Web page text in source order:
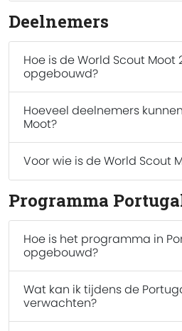
Deelnemers
Hoe is de World Scout Moot
opgebouwd?
Hoeveel deelnemers
Moot?
Voor wie is de World Scout
Programma
Hoe is het programma in
opgebouwd?
Wat kan ik tijdens de
verwachten?